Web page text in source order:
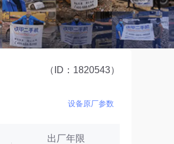
（ID：1820543）
设备原厂参数
出厂年限